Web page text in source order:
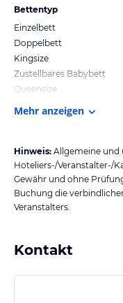
Bettentyp
Einzelbett
Doppelbett
Kingsize
Zustellbares Babybett
Queensize
Mehr anzeigen
Hinweis: Allgemeine und
Hoteliers-/Veranstalter-/
Gewähr und ohne
Buchung die
Veranstalters.
Kontakt